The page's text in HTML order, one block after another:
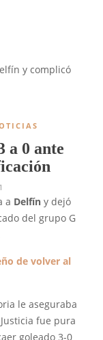
a 0 ante
a Delfín y dejó
del grupo G
de volver al
le aseguraba
fue pura
goleado 3-0